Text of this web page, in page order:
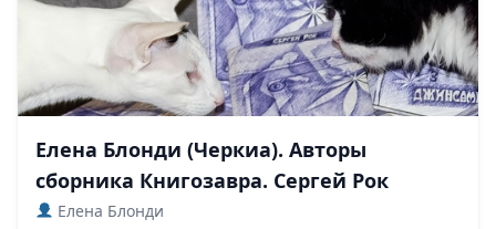
Елена Блонди (Черкиа). Авторы
сборника Книгозавра. Сергей Рок
Елена Блонди